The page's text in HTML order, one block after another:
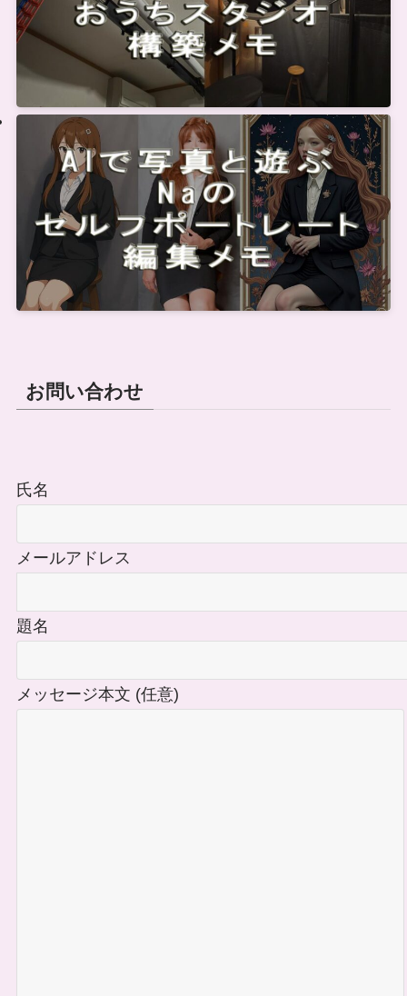
お問い合わせ
氏名
メールアドレス
題名
メッセージ本文 (任意)